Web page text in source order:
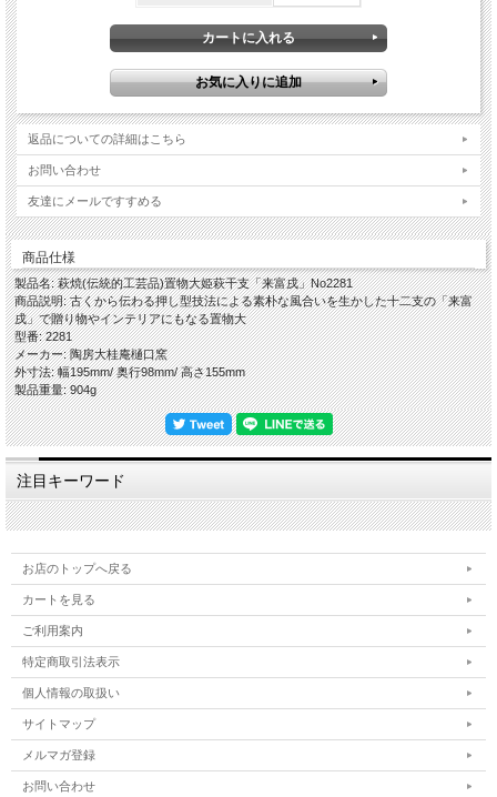
返品についての詳細はこちら
お問い合わせ
友達にメールですすめる
商品仕様
製品名: 萩焼(伝統的工芸品)置物大姫萩干支「来富戌」No2281
商品説明: 古くから伝わる押し型技法による素朴な風合いを生かした十二支の「来富
戌」で贈り物やインテリアにもなる置物大
型番: 2281
メーカー: 陶房大桂庵樋口窯
外寸法: 幅195mm/ 奥行98mm/ 高さ155mm
製品重量: 904g
注目キーワード
お店のトップへ戻る
カートを見る
ご利用案内
特定商取引法表示
個人情報の取扱い
サイトマップ
メルマガ登録
お問い合わせ